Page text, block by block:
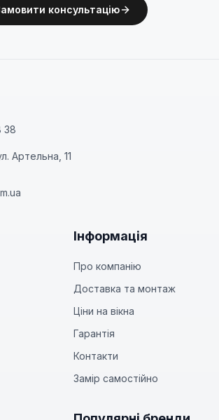
консультацію
38
Артельна, 11
Інформація
Про компанію
Доставка та монтаж
Ціни на вікна
Гарантія
Контакти
Замір самостійно